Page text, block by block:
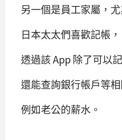
另一個是員工家屬，
日本太太們喜歡記帳，
透過該 App 除了可以
還能查詢銀行帳戶等相
例如老公的薪水。